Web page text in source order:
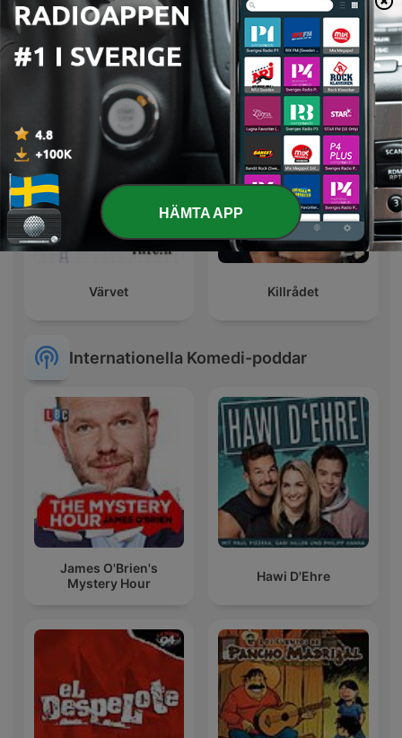
Kvartssamtal med Gry &
Morgongänget
VAFALLS
Värvet Killrådet
Internationella Komedi-poddar
James O'Brien's
Mystery Hour
Hawi D'Ehre
HÄMTA APP